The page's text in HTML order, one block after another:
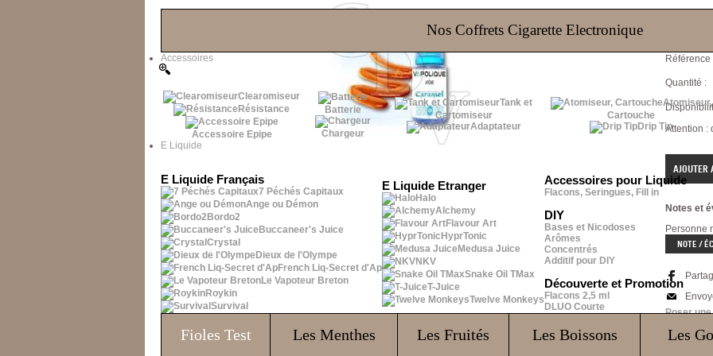
Nos Coffrets Cigarette Electronique
Accessoires
Clearomiseur
Résistance
Accessoire Epipe
Batterie
Chargeur
Tank et
Cartomiseur
Adaptateur
Atomiseur,
Cartouche
Drip Tip
E Liquide
E Liquide Français
7 Péchés Capitaux
Ange ou Démon
Bordo2
Buccaneer's Juice
Crystal
Dieux de l'Olympe
French Liq-Secret d'Ap
Le Vapoteur Breton
Roykin
Survival
E Liquide Etranger
Halo
Alchemy
Flavour Art
HyprTonic
Medusa Juice
NKV
Snake Oil TMax
T-Juice
Twelve Monkeys
Accessoires pour Liquide
Flacons, Seringues, Fill in
DIY
Bases et Nicodoses
Arômes
Concentrés
Additif pour DIY
Découverte et Promotion
Flacons 2,5 ml
DLUO Courte
Fioles Test Les Menthes Les Fruités Les Boissons Les
DLUO : 12/
Référence
Quantité :
Attention :
Notes et
Personne
NOTE /
Poser